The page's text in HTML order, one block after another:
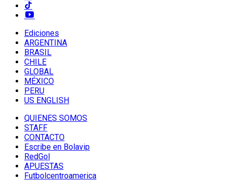
Ediciones
ARGENTINA
BRASIL
CHILE
GLOBAL
MÉXICO
PERU
US ENGLISH
QUIENES SOMOS
STAFF
CONTACTO
Escribe en Bolavip
RedGol
APUESTAS
Futbolcentroamerica